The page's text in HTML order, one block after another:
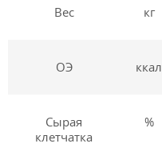
Вес кг
ОЭ ккал
Сырая
клетчатка
%